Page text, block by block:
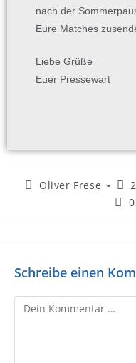
nach der
Eure Matches
Liebe Grüße
Euer Pressewart
Oliver Frese
Schreibe einen